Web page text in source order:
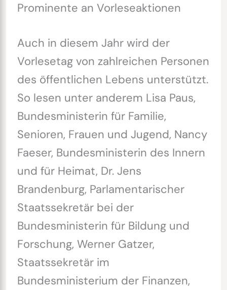
Prominente an Vorleseaktionen
Auch in diesem Jahr wird der
Vorlesetag von zahlreichen Personen
des öffentlichen Lebens unterstützt.
So lesen unter anderem Lisa Paus,
Bundesministerin für Familie,
Senioren, Frauen und Jugend, Nancy
Faeser, Bundesministerin des Innern
und für Heimat, Dr. Jens
Brandenburg, Parlamentarischer
Staatssekretär bei der
Bundesministerin für Bildung und
Forschung, Werner Gatzer,
Staatssekretär im
Bundesministerium der Finanzen,